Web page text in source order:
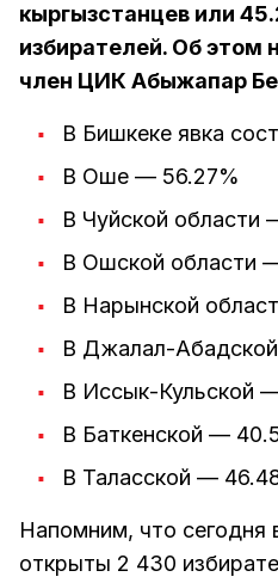
кыргызстанцев или
избирателей. Об этом
член ЦИК Абыжапар
В Бишкеке явка
В Оше — 56.27%
В Чуйской области
В Ошской области
В Нарынской
В Джалал-
В Иссык-Кульской
В Баткенской —
В Таласской —
Напомним, что сегодня
открыты 2 430